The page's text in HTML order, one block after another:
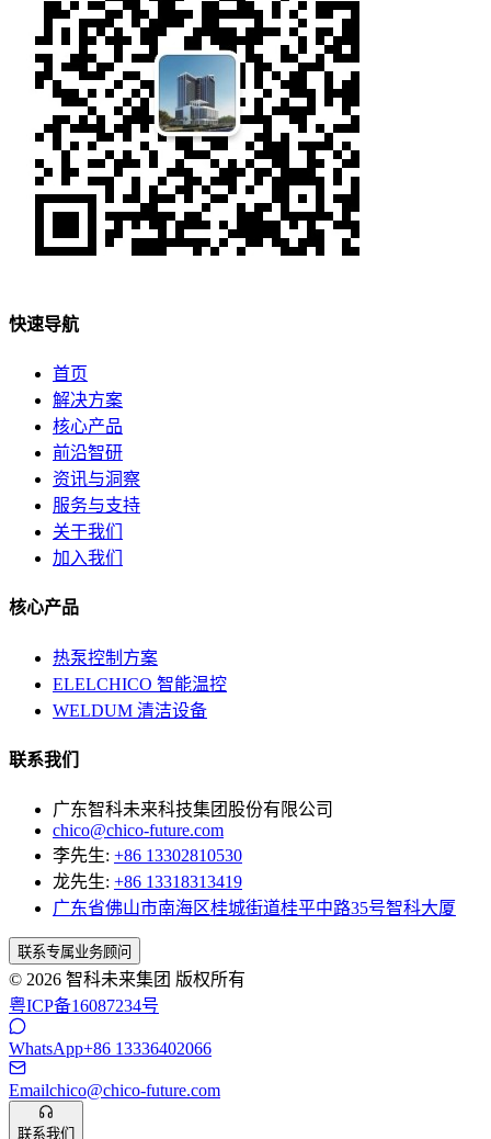
快速导航
首页
解决方案
核心产品
前沿智研
资讯与洞察
服务与支持
关于我们
加入我们
核心产品
热泵控制方案
ELELCHICO 智能温控
WELDUM 清洁设备
联系我们
广东智科未来科技集团股份有限公司
chico@chico-future.com
李先生: +86 13302810530
龙先生: +86 13318313419
广东省佛山市南海区桂城街道桂平中路35号智科大厦
联系专属业务顾问
© 2026 智科未来集团 版权所有
粤ICP备16087234号
WhatsApp+86 13336402066
Emailchico@chico-future.com
联系我们